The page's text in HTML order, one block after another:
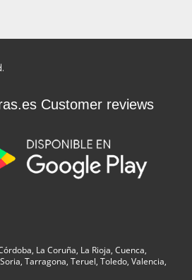
Customer reviews
La Coruña, La Rioja, Cuenca,
Tarragona, Teruel, Toledo, Valencia,